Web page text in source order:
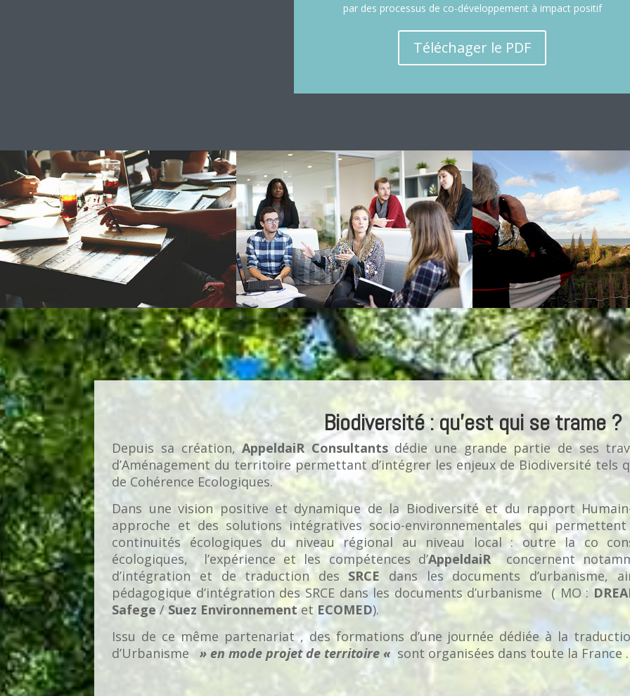
par des processus de co-développement à impact positif
Téléchager le PDF
Biodiversité : qu’est qui se trame ?
Depuis sa création,AppeldaiR Consultantsdédie une grande partie de ses
d’Aménagement du territoire permettant d’intégrer les enjeux de Biodiversité tels
de Cohérence Ecologiques.
Dans une vision positive et dynamique de la Biodiversité et du rapport
approche et des solutions intégratives socio-environnementales qui
continuités écologiques du niveau régional au niveau local : outre la co
écologiques, l’expérience et les compétences d’AppeldaiRconcernent
d’intégration et de traduction des SRCE dans les documents d’urbanisme,
pédagogique d’intégration des SRCE dans les documents d’urbanisme ( MO :
Safege/Suez Environnementet ECOMED).
Issu de ce même partenariat , des formations d’une journée dédiée à la
d’Urbanisme » en mode projet de territoire « sont organisées dans toute la France .